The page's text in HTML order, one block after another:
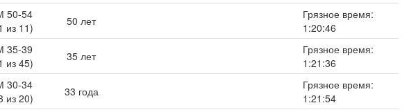
50-54
из 11)
50 лет
Грязное время:
1:20:46
35-39
из 45)
35 лет
Грязное время:
1:21:36
30-34
из 20)
33 года
Грязное время:
1:21:54